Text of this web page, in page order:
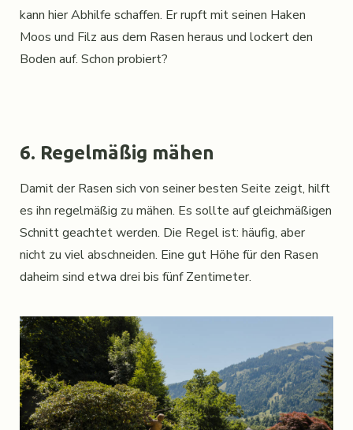
kann hier Abhilfe schaffen. Er rupft mit seinen Haken
Moos und Filz aus dem Rasen heraus und lockert den
Boden auf. Schon probiert?
6. Regelmäßig mähen
Damit der Rasen sich von seiner besten Seite zeigt, hilft
es ihn regelmäßig zu mähen. Es sollte auf gleichmäßigen
Schnitt geachtet werden. Die Regel ist: häufig, aber
nicht zu viel abschneiden. Eine gut Höhe für den Rasen
daheim sind etwa drei bis fünf Zentimeter.